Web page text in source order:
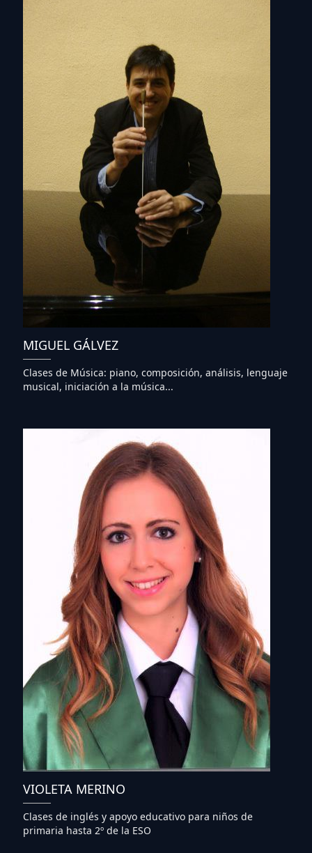
MIGUEL GÁLVEZ
Clases de Música: piano, composición, análisis, lenguaje
musical, iniciación a la música...
VIOLETA MERINO
Clases de inglés y apoyo educativo para niños de
primaria hasta 2º de la ESO